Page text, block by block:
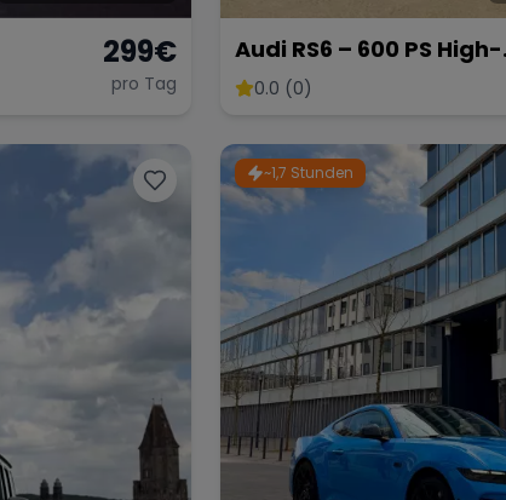
299€
pro Tag
Audi RS6 – 600 PS High-
Performance Kombi
0.0 (0)
~1,7 Stunden